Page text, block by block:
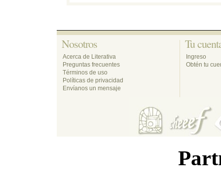
Nosotros
Acerca de Literativa
Preguntas frecuentes
Términos de uso
Políticas de privacidad
Envíanos un mensaje
Tu
Ingreso
Obtén tu